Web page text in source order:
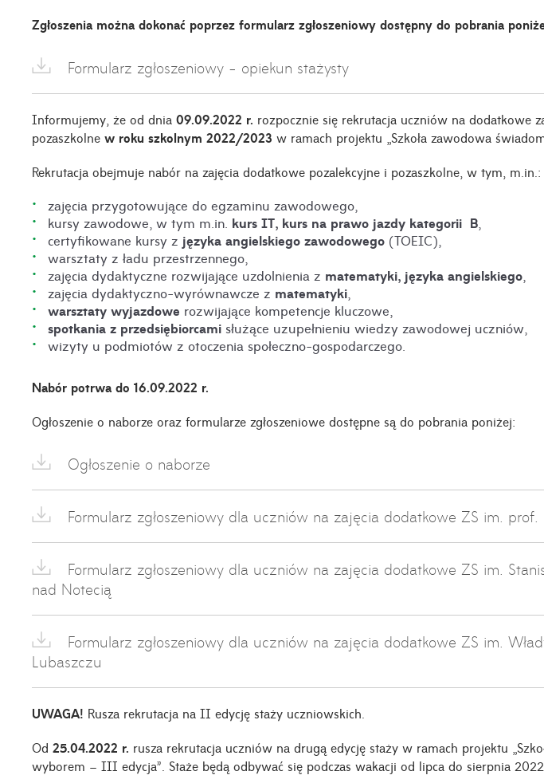
Zgłoszenia można dokonać poprzez formularz zgłoszeniowy dostępny do pobrania
Formularz zgłoszeniowy - opiekun stażysty
Informujemy, że od dnia 09.09.2022 r. rozpocznie się rekrutacja uczniów na dodatkowe
pozaszkolne w roku szkolnym 2022/2023 w ramach projektu „Szkoła zawodowa
Rekrutacja obejmuje nabór na zajęcia dodatkowe pozalekcyjne i pozaszkolne, w tym, m.in.:
zajęcia przygotowujące do egzaminu zawodowego,
kursy zawodowe, w tym m.in. kurs IT, kurs na prawo jazdy kategorii B,
certyfikowane kursy z języka angielskiego zawodowego (TOEIC),
warsztaty z ładu przestrzennego,
zajęcia dydaktyczne rozwijające uzdolnienia z matematyki, języka angielskiego,
zajęcia dydaktyczno-wyrównawcze z matematyki,
warsztaty wyjazdowe rozwijające kompetencje kluczowe,
spotkania z przedsiębiorcami służące uzupełnieniu wiedzy zawodowej uczniów,
wizyty u podmiotów z otoczenia społeczno-gospodarczego.
Nabór potrwa do 16.09.2022 r.
Ogłoszenie o naborze oraz formularze zgłoszeniowe dostępne są do pobrania poniżej:
Ogłoszenie o naborze
Formularz zgłoszeniowy dla uczniów na zajęcia dodatkowe ZS im.
Formularz zgłoszeniowy dla uczniów na zajęcia dodatkowe ZS im.
nad Notecią
Formularz zgłoszeniowy dla uczniów na zajęcia dodatkowe ZS im.
Lubaszczu
UWAGA! Rusza rekrutacja na II edycję staży uczniowskich.
Od 25.04.2022 r. rusza rekrutacja uczniów na drugą edycję staży w ramach projektu
wyborem – III edycja”. Staże będą odbywać się podczas wakacji od lipca do sierpnia